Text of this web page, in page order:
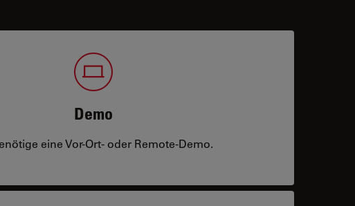
Demo
eine Vor-Ort- oder Remote-Demo.